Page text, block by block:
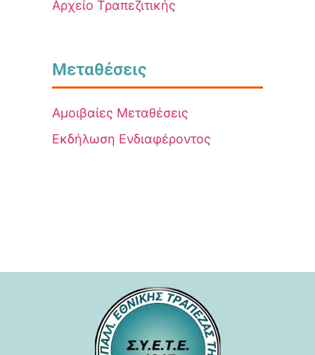
Αρχείο Τραπεζιτικής
Μεταθέσεις
Αμοιβαίες Μεταθέσεις
Εκδήλωση Ενδιαφέροντος